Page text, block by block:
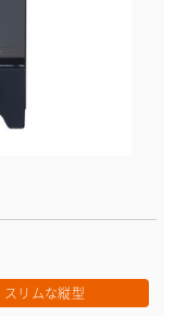
スリムな縦型